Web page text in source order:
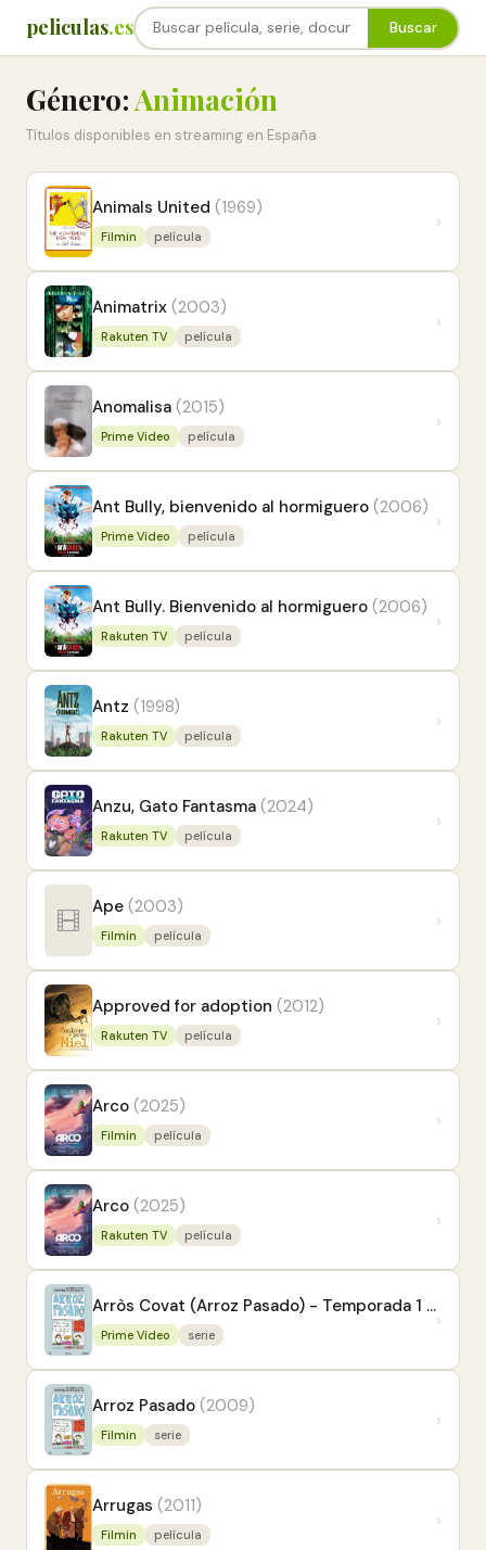
peliculas.es Buscar
Género:Animación
Títulos disponibles en streaming en España
Animals United (1969)
Filmin película
›
Animatrix (2003)
Rakuten TV película
›
Anomalisa (2015)
Prime Video película
›
Ant Bully, bienvenido al hormiguero (2006)
Prime Video película
›
Ant Bully. Bienvenido al hormiguero (2006)
Rakuten TV película
›
Antz (1998)
Rakuten TV película
›
Anzu, Gato Fantasma (2024)
Rakuten TV película
›
Ape (2003)
Filmin película
›
Approved for adoption (2012)
Rakuten TV película
›
Arco (2025)
Filmin película
›
Arco (2025)
Rakuten TV película
›
Arròs Covat (Arroz Pasado) - Temporada 1 (2009)
Prime Video serie
›
Arroz Pasado (2009)
Filmin serie
›
Arrugas (2011)
Filmin película
›